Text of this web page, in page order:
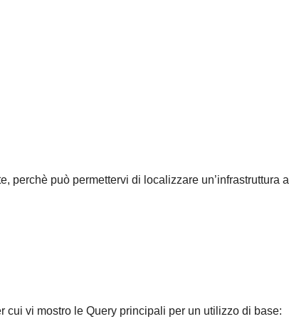
perchè può permettervi di localizzare un’infrastruttura a
vi mostro le Query principali per un utilizzo di base: